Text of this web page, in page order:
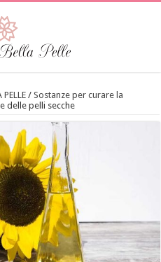
/ Sostanze per curare la
delle pelli secche